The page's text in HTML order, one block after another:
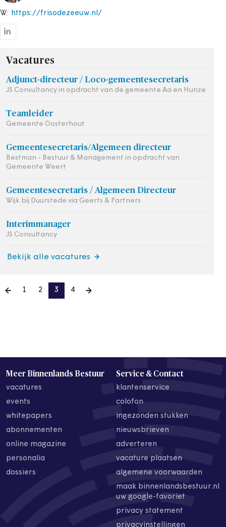
W: https://frisodezeeuw.nl/
Vacatures
Adjunct-directeur / Loco-gemeentesecretaris
JS Consultancy in opdracht van de gemeente Aa en Hunze
Teamleider
Gemeente Oosterhout
Gemeentesecretaris/Algemeen directeur
Bestman - Bestuur & Management in opdracht van
Gemeente Weert
Gemeentesecretaris / Algemeen Directeur
Wijk bij Duurstede via Geerts & Partners
Interimmanager
JS Consultancy
Bekijk alle vacatures
1 2 3 4
Meer Binnenlands Bestuur
vacatures
events
whitepapers
abonnementen
online magazine
personalia
dossiers
Service & Contact
klantenservice
colofon
ingezonden stukken
nieuwsbrieven
adverteren
vacature plaatsen
algemene voorwaarden
maak binnenlandsbestuur.nl
uw google-favoriet
privacy statement
privacyinstellingen